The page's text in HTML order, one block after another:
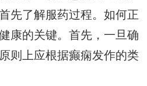
先了解服药过程。如何正
康的关键。首先，一旦确
则上应根据癫痫发作的类